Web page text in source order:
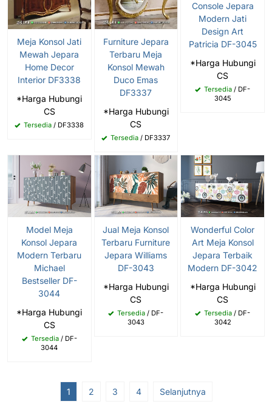
Meja Konsol Jati
Mewah Jepara
Home Decor
Interior DF3338
*Harga Hubungi
CS
Tersedia / DF3338
Furniture Jepara
Terbaru Meja
Konsol Mewah
Duco Emas
DF3337
*Harga Hubungi
CS
Tersedia / DF3337
Console Jepara
Modern Jati
Design Art
Patricia DF-3045
*Harga Hubungi
CS
Tersedia / DF-
3045
Model Meja
Konsol Jepara
Modern Terbaru
Michael
Bestseller DF-
3044
*Harga Hubungi
CS
Tersedia/ DF-
3044
Jual Meja Konsol
Terbaru Furniture
Jepara Williams
DF-3043
*Harga Hubungi
CS
Tersedia / DF-
3043
Wonderful Color
Art Meja Konsol
Jepara Terbaik
Modern DF-3042
*Harga Hubungi
CS
Tersedia / DF-
3042
1 2 3 4 Selanjutnya